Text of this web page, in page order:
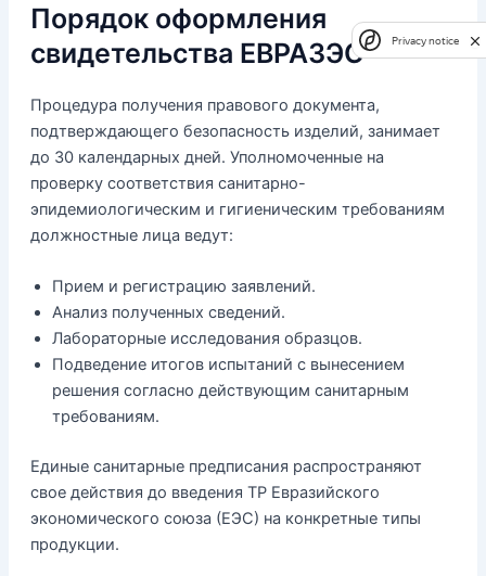
Порядок оформления
свидетельства ЕВРАЗЭС
Процедура получения правового документа,
подтверждающего безопасность изделий, занимает
до 30 календарных дней. Уполномоченные на
проверку соответствия санитарно-
эпидемиологическим и гигиеническим требованиям
должностные лица ведут:
Прием и регистрацию заявлений.
Анализ полученных сведений.
Лабораторные исследования образцов.
Подведение итогов испытаний с вынесением
решения согласно действующим санитарным
требованиям.
Единые санитарные предписания распространяют
свое действия до введения ТР Евразийского
экономического союза (ЕЭС) на конкретные типы
продукции.
Privacy notice